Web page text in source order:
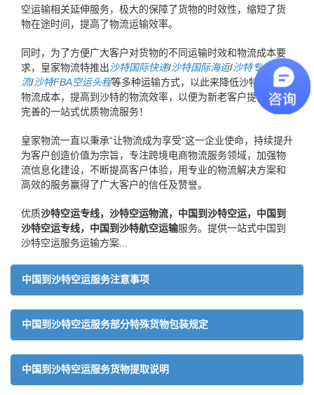
空运输相关延伸服务，极大的保障了货物的时效性，缩短了货
物在途时间，提高了物流运输效率。
同时，为了方便广大客户对货物的不同运输时效和物流成本要
求，皇家物流特推出沙特国际快递/沙特国际海运/沙特专线物
流/沙特FBA空运头程等多种运输方式，以此来降低沙特运输的
物流成本，提高到沙特的物流效率，以便为新老客户提供更加
完善的一站式优质物流服务！
皇家物流一直以秉承“让物流成为享受”这一企业使命，持续提升
为客户创造价值为宗旨，专注跨境电商物流服务领域，加强物
流信息化建设，不断提高客户体验，用专业的物流解决方案和
高效的服务赢得了广大客户的信任及赞誉。
优质沙特空运专线，沙特空运物流，中国到沙特空运，中国到
沙特空运专线，中国到沙特航空运输服务。提供一站式中国到
沙特空运服务运输方案...
中国到沙特空运服务注意事项
中国到沙特空运服务部分特殊货物包装规定
中国到沙特空运服务货物提取说明